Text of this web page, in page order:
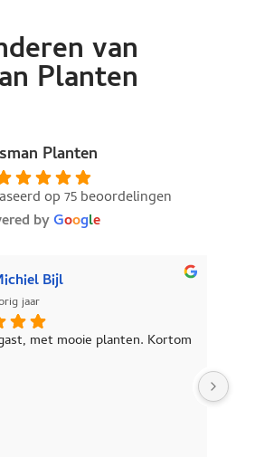
van
Planten
Planten
op 75 beoordelingen
byGoogle
Bijl
jaar
met mooie planten. Kortom